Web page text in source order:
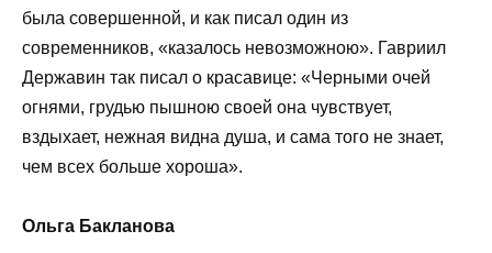
была совершенной, и как писал один из
современников, «казалось невозможною». Гавриил
Державин так писал о красавице: «Черными очей
огнями, грудью пышною своей она чувствует,
вздыхает, нежная видна душа, и сама того не знает,
чем всех больше хороша».
Ольга Бакланова